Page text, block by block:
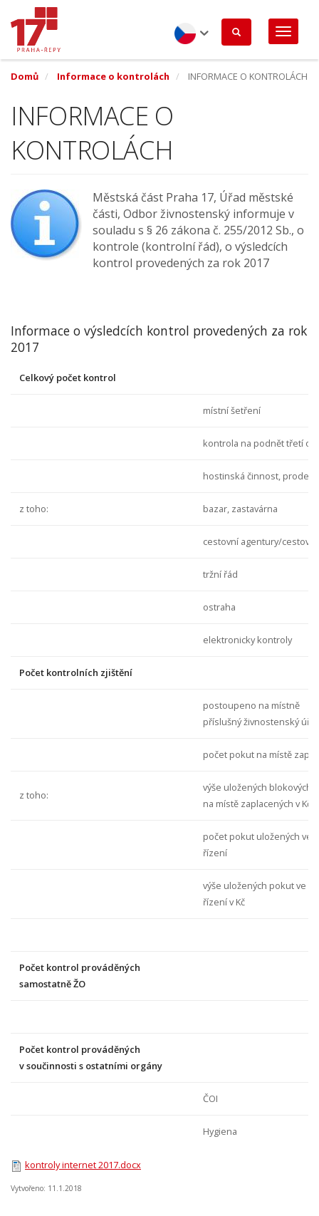
hlavnímu
obsahu
Czech
Domů
Informace o kontrolách INFORMACE O KONTROLÁCH
INFORMACE O
KONTROLÁCH
Městská část Praha 17, Úřad městské
části, Odbor živnostenský informuje v
souladu s § 26 zákona č. 255/2012 Sb., o
kontrole (kontrolní řád), o výsledcích
kontrol provedených za rok 2017
Informace o výsledcích kontrol provedených za rok
2017
Celkový počet kontrol
místní šetření
kontrola na podnět třetí
hostinská činnost, prodej
z toho: bazar, zastavárna
cestovní agentury/
tržní řád
ostraha
elektronicky kontroly
Počet kontrolních zjištění
postoupeno na místně
příslušný živnostenský
počet pokut na místě
z toho:
výše uložených blokových
na místě zaplacených v Kč
počet pokut uložených ve
řízení
výše uložených pokut ve
řízení v Kč
Počet kontrol prováděných
samostatně ŽO
Počet kontrol prováděných
v součinnosti s ostatními orgány
ČOI
Hygiena
kontroly internet 2017.docx
Vytvořeno: 11.1.2018